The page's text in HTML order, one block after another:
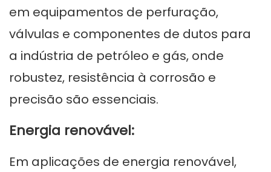
em equipamentos de perfuração,
válvulas e componentes de dutos para
a indústria de petróleo e gás, onde
robustez, resistência à corrosão e
precisão são essenciais.
Energia renovável:
Em aplicações de energia renovável,